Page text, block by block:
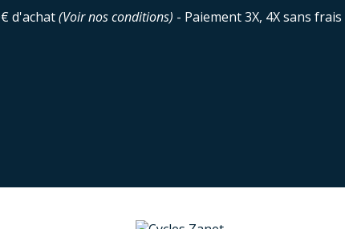
d'achat(Voir nos conditions) - Paiement 3X, 4X sans